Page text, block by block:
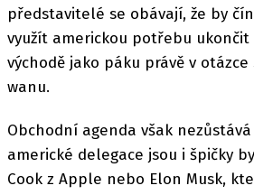
představitelé se obávají, že by
využít americkou potřebu
východě jako páku právě v
wanu.
Obchodní agenda však
americké delegace jsou i špičky
Cook z Apple nebo Elon Musk,